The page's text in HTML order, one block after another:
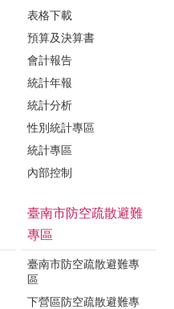
表格下載
預算及決算書
會計報告
統計年報
統計分析
性別統計專區
統計專區
內部控制
臺南市防空疏散避難
專區
臺南市防空疏散避難專
區
下營區防空疏散避難專